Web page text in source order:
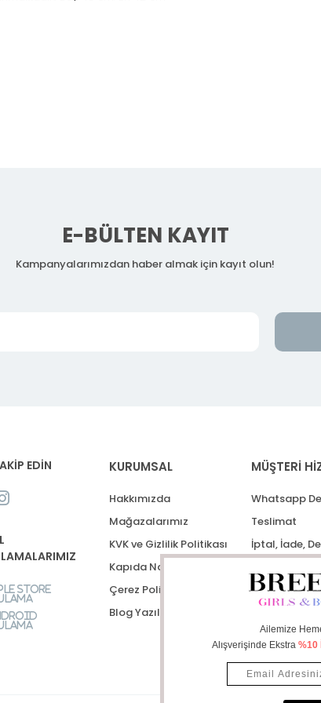
E-BÜLTEN KAYIT
Kampanyalarımızdan haber almak için kayıt olun!
EDİN
Store
KURUMSAL
Hakkımızda
Mağazalarımız
KVK ve Gizlilik Politikası
Kapıda Nakit Ödeme
Çerez Politikası
Blog Yazıları
MÜŞTERİ
Whatsapp
Teslimat
İptal, İade,